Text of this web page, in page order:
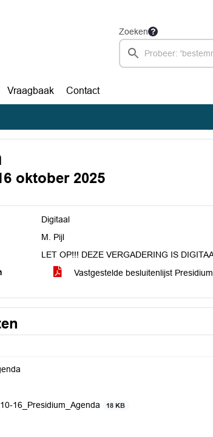
Zoeken
Vraagbaak Contact
oktober 2025
Digitaal
M. Pijl
LET OP!!! DEZE VERGADERING IS
Vastgestelde besluitenlijst
16_Presidium_Agenda
18 KB